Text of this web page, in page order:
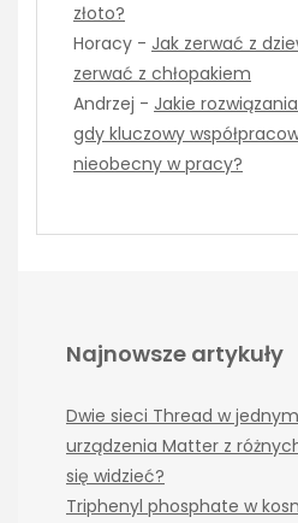
złoto?
Horacy - Jak zerwać z
zerwać z chłopakiem
Andrzej - Jakie
gdy kluczowy
nieobecny w pracy?
Najnowsze artykuły
Dwie sieci Thread w
urządzenia Matter z
się widzieć?
Triphenyl phosphate w